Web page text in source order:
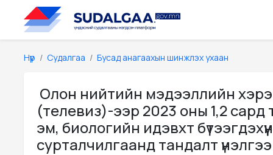
Нүүр Судалгаа Бусад анагаахын шинжлэх ухаан
Олон нийтийн мэдээллийн
(телевиз)-ээр 2023 оны 1,2 сард
эм, биологийн идэвхт
сурталчилгаанд тандалт үнэлгээ